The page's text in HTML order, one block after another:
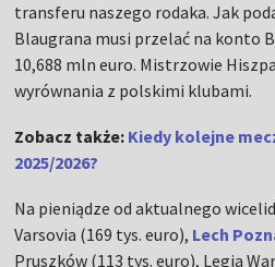
transferu naszego rodaka. Jak
Blaugrana musi przelać na konto
10,688 mln euro. Mistrzowie
wyrównania z polskimi klubami.
Zobacz także: Kiedy kolejne
2025/2026?
Na pieniądze od aktualnego
Varsovia (169 tys. euro), Lech
Pruszków (113 tys. euro), Legia